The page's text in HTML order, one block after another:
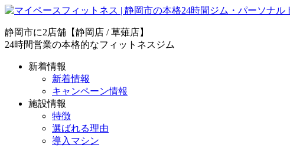
静岡市に2店舗【静岡店 / 草薙店】
24時間営業の本格的なフィットネスジム
新着情報
新着情報
キャンペーン情報
施設情報
特徴
選ばれる理由
導入マシン